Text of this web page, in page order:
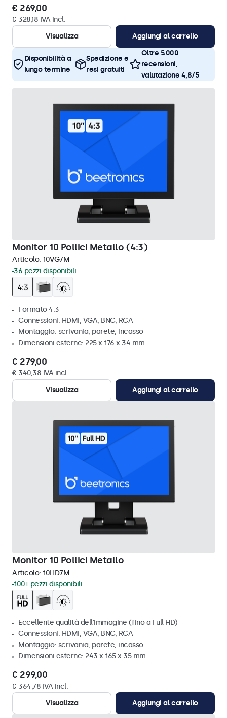
€ 269,00
€ 328,18 IVA incl.
Visualizza
Aggiungi al carrello
Disponibilità a
lungo termine
Spedizione e
resi gratuiti
Oltre 5.000
recensioni,
valutazione 4,8/5
Monitor 10 Pollici Metallo (4:3)
Articolo: 10VG7M
36 pezzi disponibili
Formato 4:3
Connessioni: HDMI, VGA, BNC, RCA
Montaggio: scrivania, parete, incasso
Dimensioni esterne: 225 x 176 x 34 mm
€ 279,00
€ 340,38 IVA incl.
Visualizza
Aggiungi al carrello
Monitor 10 Pollici Metallo
Articolo: 10HD7M
100+ pezzi disponibili
Eccellente qualità dell'immagine (fino a Full HD)
Connessioni: HDMI, VGA, BNC, RCA
Montaggio: scrivania, parete, incasso
Dimensioni esterne: 243 x 165 x 35 mm
€ 299,00
€ 364,78 IVA incl.
Visualizza
Aggiungi al carrello